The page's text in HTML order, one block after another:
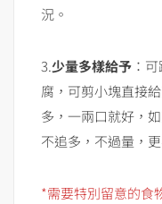
況。
3.少量多樣給予 ：
腐，可剪小塊直接
多，一兩口就好，
不追多，不過量，
*需要特別留意的食